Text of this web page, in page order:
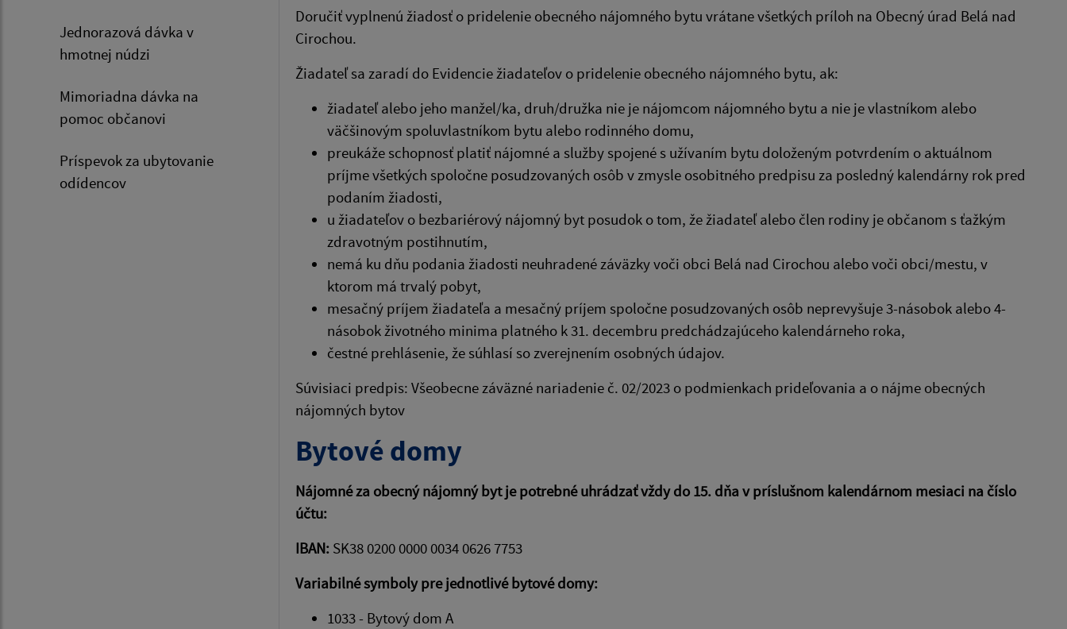
Jednorazová dávka v
hmotnej núdzi
Mimoriadna dávka na
pomoc občanovi
Príspevok za ubytovanie
odídencov
Doručiť vyplnenú žiadosť o pridelenie obecného nájomného bytu vrátane všetkých príloh na Obecný úrad Belá nad
Cirochou.
Žiadateľ sa zaradí do Evidencie žiadateľov o pridelenie obecného nájomného bytu, ak:
žiadateľ alebo jeho manžel/ka, druh/družka nie je nájomcom nájomného bytu a nie je vlastníkom alebo
väčšinovým spoluvlastníkom bytu alebo rodinného domu,
preukáže schopnosť platiť nájomné a služby spojené s užívaním bytu doloženým potvrdením o aktuálnom
príjme všetkých spoločne posudzovaných osôb v zmysle osobitného predpisu za posledný kalendárny rok pred
podaním žiadosti,
u žiadateľov o bezbariérový nájomný byt posudok o tom, že žiadateľ alebo člen rodiny je občanom s ťažkým
zdravotným postihnutím,
nemá ku dňu podania žiadosti neuhradené záväzky voči obci Belá nad Cirochou alebo voči obci/mestu, v
ktorom má trvalý pobyt,
mesačný príjem žiadateľa a mesačný príjem spoločne posudzovaných osôb neprevyšuje 3-násobok alebo 4-
násobok životného minima platného k 31. decembru predchádzajúceho kalendárneho roka,
čestné prehlásenie, že súhlasí so zverejnením osobných údajov.
Súvisiaci predpis: Všeobecne záväzné nariadenie č. 02/2023 o podmienkach prideľovania a o nájme obecných
nájomných bytov
Bytové domy
Nájomné za obecný nájomný byt je potrebné uhrádzať vždy do 15. dňa v príslušnom kalendárnom mesiaci na číslo
účtu:
IBAN: SK38 0200 0000 0034 0626 7753
Variabilné symboly pre jednotlivé bytové domy:
1033 - Bytový dom A